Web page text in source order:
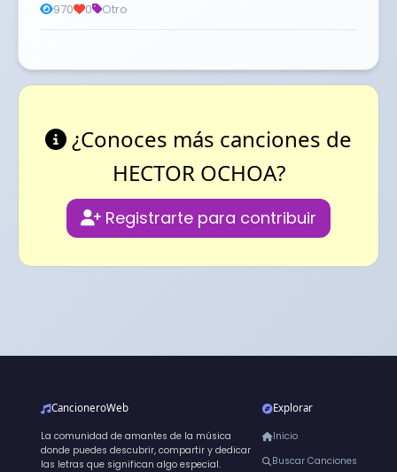
970 0 Otro
¿Conoces más canciones de
HECTOR OCHOA?
Registrarte para contribuir
CancioneroWeb
La comunidad de amantes de la música
donde puedes descubrir, compartir y dedicar
las letras que significan algo especial.
Explorar
Inicio
Buscar Canciones